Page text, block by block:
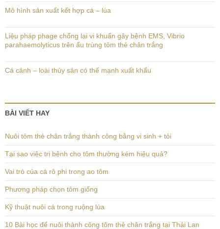
Mô hình sản xuất kết hợp cá – lúa
Liệu pháp phage chống lại vi khuẩn gây bệnh EMS, Vibrio
parahaemolyticus trên ấu trùng tôm thẻ chân trắng
Cá cảnh – loài thủy sản có thế mạnh xuất khẩu
BÀI VIẾT HAY
Nuôi tôm thẻ chân trắng thành công bằng vi sinh + tỏi
Tại sao việc trị bệnh cho tôm thường kém hiệu quả?
Vai trò của cá rô phi trong ao tôm
Phương pháp chọn tôm giống
Kỹ thuật nuôi cá trong ruộng lúa
10 Bài học để nuôi thành công tôm thẻ chân trắng tại Thái Lan